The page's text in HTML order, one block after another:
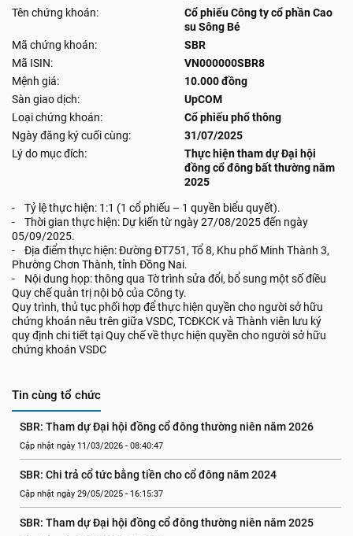
Tên chứng khoán:
Cổ phiếu Công ty cổ phần Cao
su Sông Bé
Mã chứng khoán:
SBR
Mã ISIN:
VN000000SBR8
Mệnh giá:
10.000 đồng
Sàn giao dịch:
UpCOM
Loại chứng khoán:
Cổ phiếu phổ thông
Ngày đăng ký cuối cùng:
31/07/2025
Lý do mục đích:
Thực hiện tham dự Đại hội
đồng cổ đông bất thường năm
2025
- Tỷ lệ thực hiện: 1:1 (1 cổ phiếu – 1 quyền biểu quyết).
- Thời gian thực hiện: Dự kiến từ ngày 27/08/2025 đến ngày
05/09/2025.
- Địa điểm thực hiện: Đường ĐT751, Tổ 8, Khu phố Minh Thành 3,
Phường Chơn Thành, tỉnh Đồng Nai.
- Nội dung họp: thông qua Tờ trình sửa đổi, bổ sung một số điều
Quy chế quản trị nội bộ của Công ty.
Quy trình, thủ tục phối hợp để thực hiện quyền cho người sở hữu
chứng khoán nêu trên giữa VSDC, TCĐKCK và Thành viên lưu ký
quy định chi tiết tại Quy chế về thực hiện quyền cho người sở hữu
chứng khoán VSDC
Tin cùng tổ chức
SBR: Tham dự Đại hội đồng cổ đông thường niên năm 2026
Cập nhật ngày 11/03/2026 - 08:40:47
SBR: Chi trả cổ tức bằng tiền cho cổ đông năm 2024
Cập nhật ngày 29/05/2025 - 16:15:37
SBR: Tham dự Đại hội đồng cổ đông thường niên năm 2025